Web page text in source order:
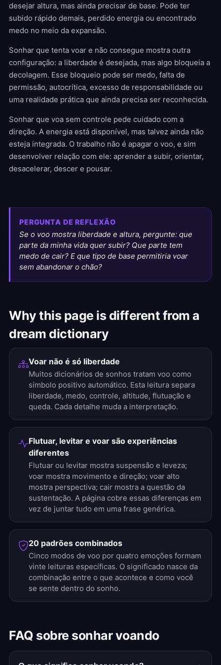
desejar altura, mas ainda precisar de base. Pode ter
subido rápido demais, perdido energia ou encontrado
medo no meio da expansão.
Sonhar que tenta voar e não consegue mostra outra
configuração: a liberdade é desejada, mas algo bloqueia a
decolagem. Esse bloqueio pode ser medo, falta de
permissão, autocrítica, excesso de responsabilidade ou
uma realidade prática que ainda precisa ser reconhecida.
Sonhar que voa sem controle pede cuidado com a
direção. A energia está disponível, mas talvez ainda não
esteja integrada. O trabalho não é apagar o voo, e sim
desenvolver relação com ele: aprender a subir, orientar,
desacelerar, descer e pousar.
PERGUNTA DE REFLEXÃO
Se o voo mostra liberdade e altura, pergunte: que
parte da minha vida quer subir? Que parte tem
medo de cair? E que tipo de base permitiria voar
sem abandonar o chão?
Why this page is different from a
dream dictionary
Voar não é só liberdade
Muitos dicionários de sonhos tratam voo como
símbolo positivo automático. Esta leitura separa
liberdade, medo, controle, altitude, flutuação e
queda. Cada detalhe muda a interpretação.
Flutuar, levitar e voar são experiências
diferentes
Flutuar ou levitar mostra suspensão e leveza;
voar mostra movimento e direção; voar alto
mostra perspectiva; cair mostra a questão da
sustentação. A página cobre essas diferenças em
vez de juntar tudo em uma frase genérica.
20 padrões combinados
Cinco modos de voo por quatro emoções formam
vinte leituras específicas. O significado nasce da
combinação entre o que acontece e como você
se sente dentro do sonho.
FAQ sobre sonhar voando